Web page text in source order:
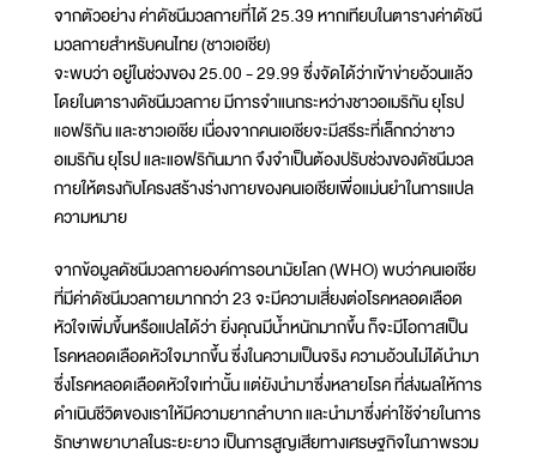
จากตัวอย่าง ค่าดัชนีมวลกายที่ได้ 25.39 หากเทียบในตารางค่าดัชนี
มวลกายสำหรับคนไทย (ชาวเอเชีย)
จะพบว่า อยู่ในช่วงของ 25.00 - 29.99 ซึ่งจัดได้ว่าเข้าข่ายอ้วนแล้ว
โดยในตารางดัชนีมวลกาย มีการจำแนกระหว่างชาวอเมริกัน ยุโรป
แอฟริกัน และชาวเอเชีย เนื่องจากคนเอเชียจะมีสรีระที่เล็กกว่าชาว
อเมริกัน ยุโรป และแอฟริกันมาก จึงจำเป็นต้องปรับช่วงของดัชนีมวล
กายให้ตรงกับโครงสร้างร่างกายของคนเอเชียเพื่อแม่นยำในการแปล
ความหมาย
จากข้อมูลดัชนีมวลกายองค์การอนามัยโลก (WHO) พบว่าคนเอเชีย
ที่มีค่าดัชนีมวลกายมากกว่า 23 จะมีความเสี่ยงต่อโรคหลอดเลือด
หัวใจเพิ่มขึ้นหรือแปลได้ว่า ยิ่งคุณมีน้ำหนักมากขึ้น ก็จะมีโอกาสเป็น
โรคหลอดเลือดหัวใจมากขึ้น ซึ่งในความเป็นจริง ความอ้วนไม่ได้นำมา
ซึ่งโรคหลอดเลือดหัวใจเท่านั้น แต่ยังนำมาซึ่งหลายโรค ที่ส่งผลให้การ
ดำเนินชีวิตของเราให้มีความยากลำบาก และนำมาซึ่งค่าใช้จ่ายในการ
รักษาพยาบาลในระยะยาว เป็นการสูญเสียทางเศรษฐกิจในภาพรวม